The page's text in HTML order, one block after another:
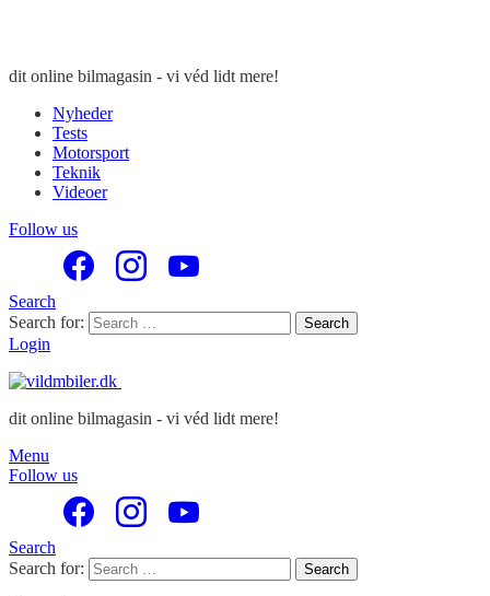
dit online bilmagasin - vi véd lidt mere!
Nyheder
Tests
Motorsport
Teknik
Videoer
Follow us
Search
Search for:
Search
Login
dit online bilmagasin - vi véd lidt mere!
Menu
Follow us
Search
Search for:
Search